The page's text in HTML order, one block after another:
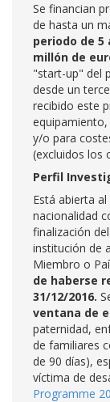
Se financian
de hasta un
periodo de 5
millón de
"start-up" del
desde un
recibido este
y/o para
(excluidos los
Perfil
Está abierta
nacionalidad
finalización
institución de
Miembro o
de haberse
31/12/2016.
ventana de
paternidad,
de familiares
de 90 días),
víctima de
Programme